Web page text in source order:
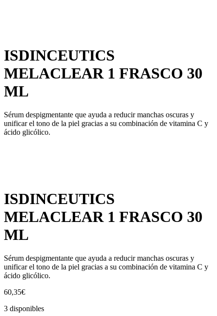
ISDINCEUTICS
MELACLEAR 1 FRASCO 30
ML
Sérum despigmentante que ayuda a reducir manchas oscuras y
unificar el tono de la piel gracias a su combinación de vitamina C y
ácido glicólico.
ISDINCEUTICS
MELACLEAR 1 FRASCO 30
ML
Sérum despigmentante que ayuda a reducir manchas oscuras y
unificar el tono de la piel gracias a su combinación de vitamina C y
ácido glicólico.
60,35€
3 disponibles